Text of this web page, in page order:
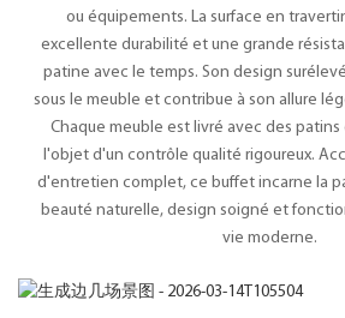
ou équipements. La surface en
excellente durabilité et une grande
patine avec le temps. Son design
sous le meuble et contribue à son allure
Chaque meuble est livré avec des
l'objet d'un contrôle qualité rigoureux.
d'entretien complet, ce buffet incarne la
beauté naturelle, design soigné et
vie moderne.